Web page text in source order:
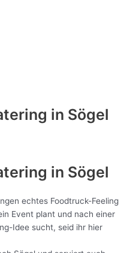
in Sögel
in Sögel
echtes Foodtruck-Feeling
Event plant und nach einer
Idee sucht, seid ihr hier